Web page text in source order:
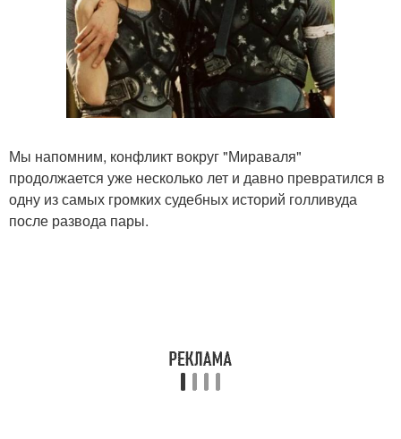
Мы напомним, конфликт вокруг "Мираваля"
продолжается уже несколько лет и давно превратился в
одну из самых громких судебных историй голливуда
после развода пары.